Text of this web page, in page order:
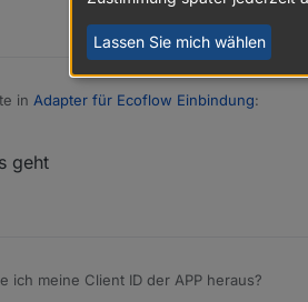
in Adapter für Ecoflow Einbindung:
eine Möglichkeit das in dein Script
geht
ich meine Client ID der APP heraus?
Lassen Sie mich wählen